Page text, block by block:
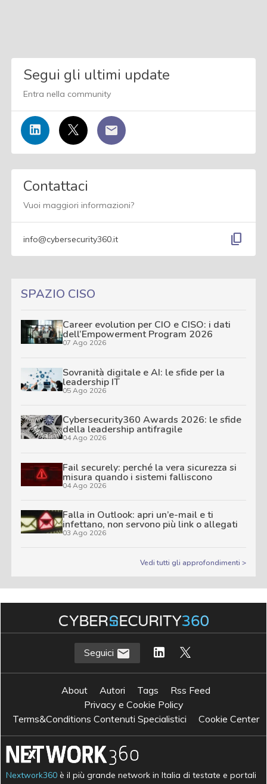
Segui gli ultimi update
Entra nella community
Contattaci
Vuoi maggiori informazioni?
info@cybersecurity360.it content_copy
SPAZIO CISO
Career evolution per CIO e CISO: i dati
dell’Empowerment Program 2026
07 Ago 2026
Sovranità digitale e AI: le sfide per la
leadership IT
05 Ago 2026
Cybersecurity360 Awards 2026: le sfide
della leadership antifragile
04 Ago 2026
Fail securely: perché la vera sicurezza si
misura quando i sistemi falliscono
04 Ago 2026
Falla in Outlook: apri un’e-mail e ti
infettano, non servono più link o allegati
03 Ago 2026
Vedi tutti gli approfondimenti >
Seguici
About Autori Tags
Rss Feed
Privacy e Cookie Policy
Terms&Conditions Contenuti Specialistici
Cookie Center
Nextwork360 è il più grande network in Italia di testate e portali